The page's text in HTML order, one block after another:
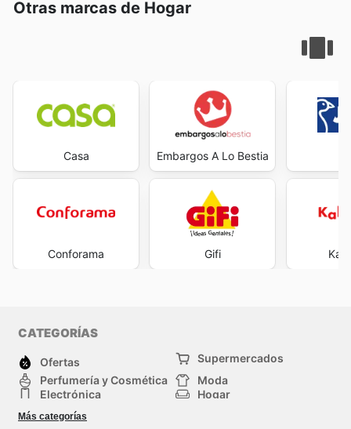
Otras marcas de Hogar
Casa
Conforama
Embargos A Lo Bestia
Gifi
CATEGORÍAS
Ofertas
Supermercados
Perfumería y Cosmética
Moda
Electrónica
Hogar
Deporte
Juguetes y bebés
Más categorías